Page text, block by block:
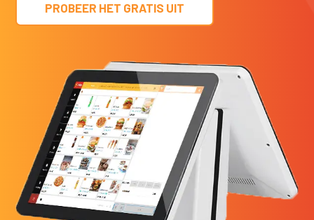
PROBEER HET GRATIS UIT